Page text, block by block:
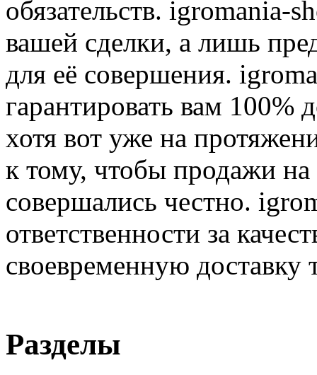
обязательств. igromania-
вашей сделки, а лишь
для её совершения.
гарантировать вам 100%
хотя вот уже на
к тому, чтобы продажи
совершались честно.
ответственности за
своевременную доставку
Разделы